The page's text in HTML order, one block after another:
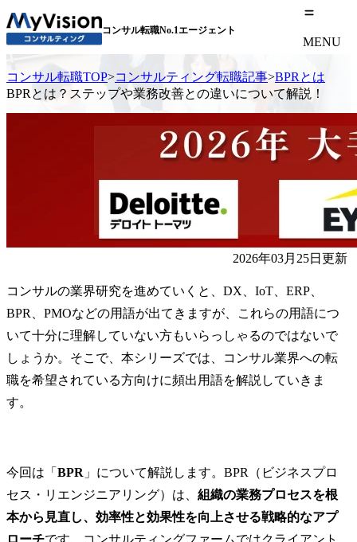
コンサル転職No.1エージェント
MENU
コンサル転職TOP>コンサルティング転職記事>BPRとは
BPRとは？ステップや業務改善との違いについて解説！
2026年03月25日更新
コンサルの業界研究を進めていくと、DX、IoT、ERP、
BPR、PMOなどの用語が出てきますが、これらの用語につ
いて十分に理解していない方もいらっしゃるのではないで
しょうか。そこで、本シリーズでは、コンサル業界への転
職を希望されている方向けに頻出用語を解説していきま
す。
今回は「 BPR 」について解説します。BPR（ビジネスプロ
セス・リエンジニアリング）は、 組織の業務プロセスを根
本から見直し、効率性と効果性を向上させる戦略的なアプ